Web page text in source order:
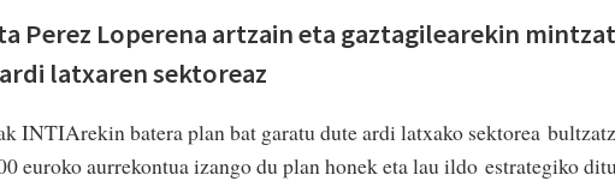
Perez Loperena artzain eta gaztagilearekin
latxaren sektoreaz
INTIArekin batera plan bat garatu dute ardi latxako sektorea
euroko aurrekontua izango du plan honek eta lau ildo estrategiko